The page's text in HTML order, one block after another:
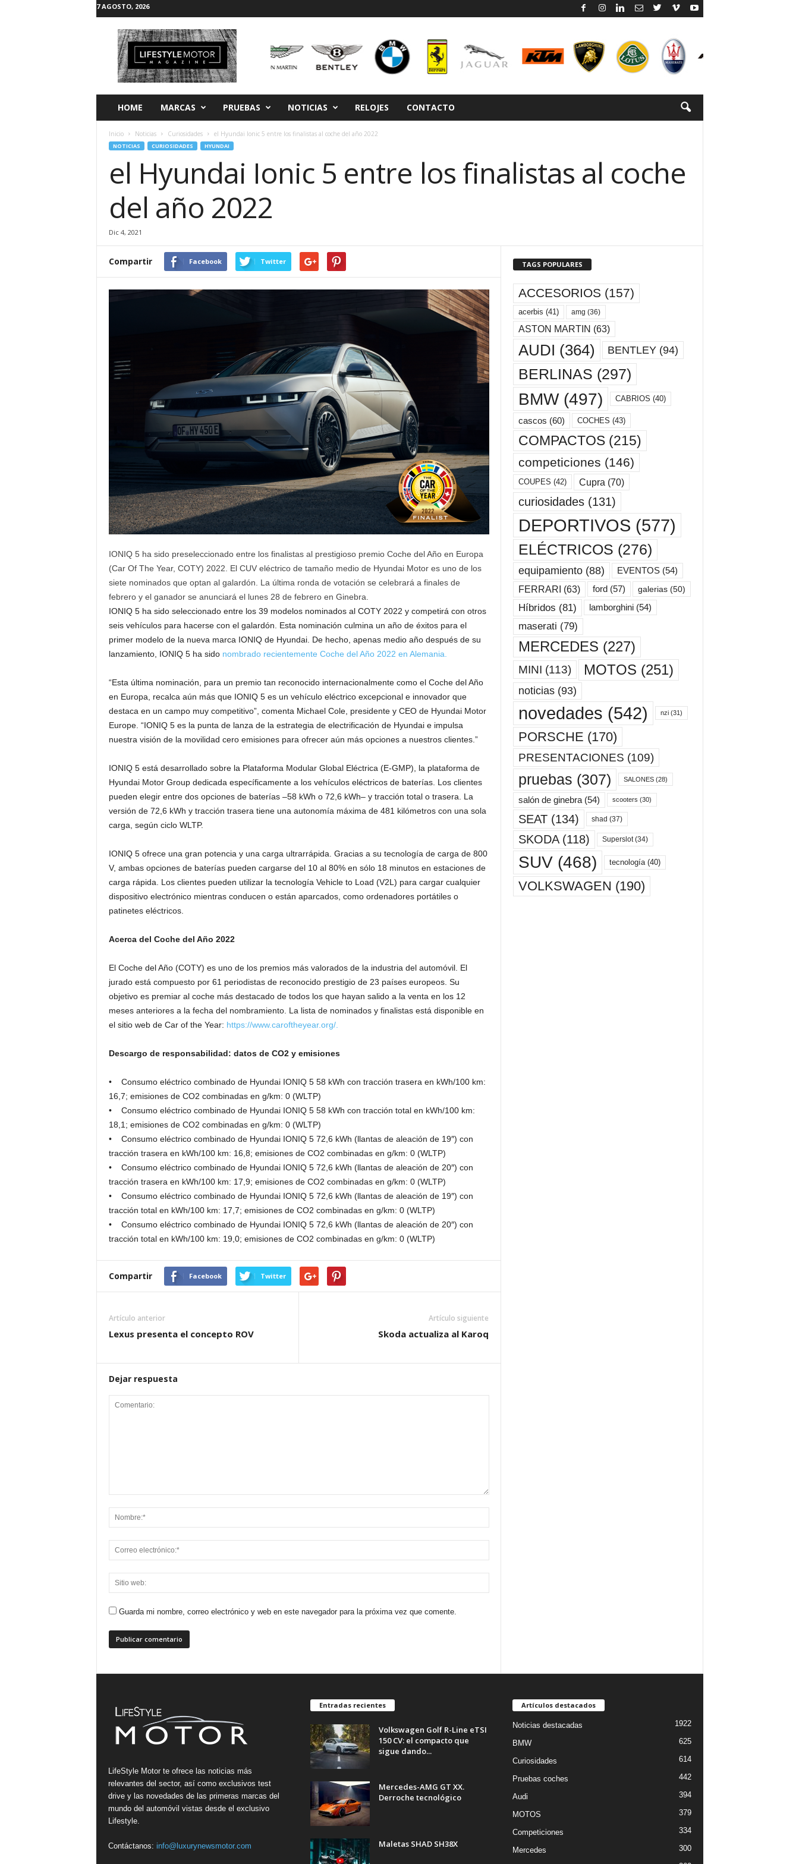
7 AGOSTO, 2026
HOME MARCAS PRUEBAS NOTICIAS RELOJES CONTACTO
Inicio Noticias Curiosidades el Hyundai Ionic 5 entre los finalistas al coche del año 2022
NOTICIAS CURIOSIDADES HYUNDAI
el Hyundai Ionic 5 entre los finalistas al coche
del año 2022
Dic 4, 2021
Compartir Facebook Twitter
IONIQ 5 ha sido preseleccionado entre los finalistas al prestigioso premio Coche del Año en Europa
(Car Of The Year, COTY) 2022. El CUV eléctrico de tamaño medio de Hyundai Motor es uno de los
siete nominados que optan al galardón. La última ronda de votación se celebrará a finales de
febrero y el ganador se anunciará el lunes 28 de febrero en Ginebra.
IONIQ 5 ha sido seleccionado entre los 39 modelos nominados al COTY 2022 y competirá con otros
seis vehículos para hacerse con el galardón. Esta nominación culmina un año de éxitos para el
primer modelo de la nueva marca IONIQ de Hyundai. De hecho, apenas medio año después de su
lanzamiento, IONIQ 5 ha sido nombrado recientemente Coche del Año 2022 en Alemania.
“Esta última nominación, para un premio tan reconocido internacionalmente como el Coche del Año
en Europa, recalca aún más que IONIQ 5 es un vehículo eléctrico excepcional e innovador que
destaca en un campo muy competitivo”, comenta Michael Cole, presidente y CEO de Hyundai Motor
Europe. “IONIQ 5 es la punta de lanza de la estrategia de electrificación de Hyundai e impulsa
nuestra visión de la movilidad cero emisiones para ofrecer aún más opciones a nuestros clientes.”
IONIQ 5 está desarrollado sobre la Plataforma Modular Global Eléctrica (E-GMP), la plataforma de
Hyundai Motor Group dedicada específicamente a los vehículos eléctricos de baterías. Los clientes
pueden elegir entre dos opciones de baterías –58 kWh o 72,6 kWh– y tracción total o trasera. La
versión de 72,6 kWh y tracción trasera tiene una autonomía máxima de 481 kilómetros con una sola
carga, según ciclo WLTP.
IONIQ 5 ofrece una gran potencia y una carga ultrarrápida. Gracias a su tecnología de carga de 800
V, ambas opciones de baterías pueden cargarse del 10 al 80% en sólo 18 minutos en estaciones de
carga rápida. Los clientes pueden utilizar la tecnología Vehicle to Load (V2L) para cargar cualquier
dispositivo electrónico mientras conducen o están aparcados, como ordenadores portátiles o
patinetes eléctricos.
Acerca del Coche del Año 2022
El Coche del Año (COTY) es uno de los premios más valorados de la industria del automóvil. El
jurado está compuesto por 61 periodistas de reconocido prestigio de 23 países europeos. Su
objetivo es premiar al coche más destacado de todos los que hayan salido a la venta en los 12
meses anteriores a la fecha del nombramiento. La lista de nominados y finalistas está disponible en
el sitio web de Car of the Year: https://www.caroftheyear.org/.
Descargo de responsabilidad: datos de CO2 y emisiones
• Consumo eléctrico combinado de Hyundai IONIQ 5 58 kWh con tracción trasera en kWh/100 km:
16,7; emisiones de CO2 combinadas en g/km: 0 (WLTP)
• Consumo eléctrico combinado de Hyundai IONIQ 5 58 kWh con tracción total en kWh/100 km:
18,1; emisiones de CO2 combinadas en g/km: 0 (WLTP)
• Consumo eléctrico combinado de Hyundai IONIQ 5 72,6 kWh (llantas de aleación de 19″) con
tracción trasera en kWh/100 km: 16,8; emisiones de CO2 combinadas en g/km: 0 (WLTP)
• Consumo eléctrico combinado de Hyundai IONIQ 5 72,6 kWh (llantas de aleación de 20″) con
tracción trasera en kWh/100 km: 17,9; emisiones de CO2 combinadas en g/km: 0 (WLTP)
• Consumo eléctrico combinado de Hyundai IONIQ 5 72,6 kWh (llantas de aleación de 19″) con
tracción total en kWh/100 km: 17,7; emisiones de CO2 combinadas en g/km: 0 (WLTP)
• Consumo eléctrico combinado de Hyundai IONIQ 5 72,6 kWh (llantas de aleación de 20″) con
tracción total en kWh/100 km: 19,0; emisiones de CO2 combinadas en g/km: 0 (WLTP)
Compartir Facebook Twitter
Artículo anterior
Lexus presenta el concepto ROV
Artículo siguiente
Skoda actualiza al Karoq
Dejar respuesta
Guarda mi nombre, correo electrónico y web en este navegador para la próxima vez que comente.
TAGS POPULARES
ACCESORIOS (157)
acerbis (41) amg (36)
ASTON MARTIN (63)
AUDI (364) BENTLEY(94)
BERLINAS (297)
BMW(497) CABRIOS (40)
cascos (60) COCHES (43)
COMPACTOS(215)
competiciones (146)
COUPES (42) Cupra (70)
curiosidades(131)
DEPORTIVOS (577)
ELÉCTRICOS (276)
equipamiento(88) EVENTOS(54)
FERRARI (63) ford(57) galerias(50)
Híbridos (81) lamborghini(54)
maserati (79)
MERCEDES (227)
MINI (113) MOTOS (251)
noticias(93)
novedades (542) nzi(31)
PORSCHE (170)
PRESENTACIONES (109)
pruebas (307) SALONES(28)
salón de ginebra(54) scooters (30)
SEAT(134) shad (37)
SKODA(118) Superslot(34)
SUV(468) tecnología(40)
VOLKSWAGEN (190)
LifeStyle Motor te ofrece las noticias más
relevantes del sector, así como exclusivos test
drive y las novedades de las primeras marcas del
mundo del automóvil vistas desde el exclusivo
Lifestyle.
Contáctanos: info@luxurynewsmotor.com
Entradas recientes
Volkswagen Golf R-Line eTSI
150 CV: el compacto que
sigue dando...
Mercedes-AMG GT XX.
Derroche tecnológico
Maletas SHAD SH38X
Artículos destacados
Noticias destacadas 1922
BMW 625
Curiosidades 614
Pruebas coches 442
Audi 394
MOTOS 379
Competiciones 334
Mercedes 300